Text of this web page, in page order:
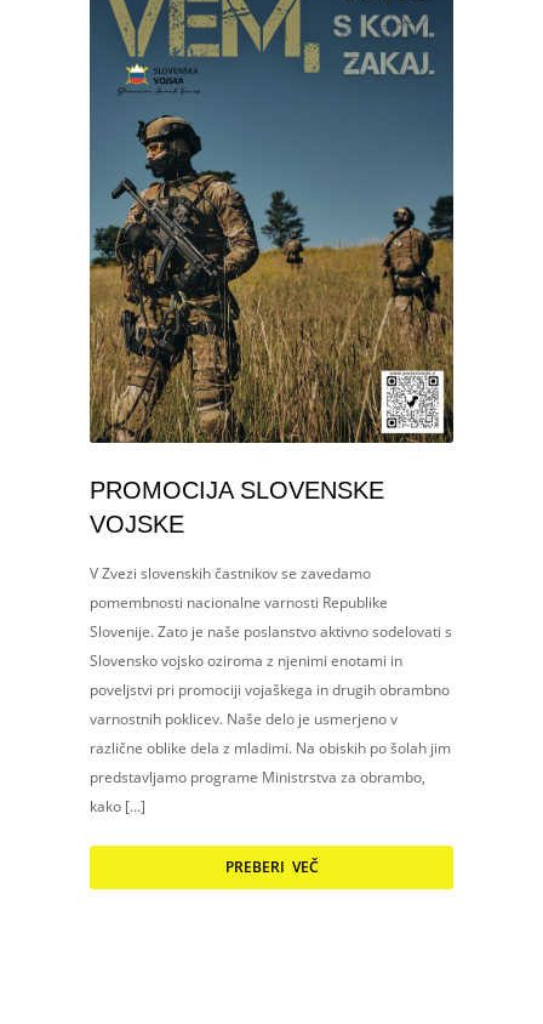
PROMOCIJA SLOVENSKE
VOJSKE
V Zvezi slovenskih častnikov se zavedamo
pomembnosti nacionalne varnosti Republike
Slovenije. Zato je naše poslanstvo aktivno sodelovati s
Slovensko vojsko oziroma z njenimi enotami in
poveljstvi pri promociji vojaškega in drugih obrambno
varnostnih poklicev. Naše delo je usmerjeno v
različne oblike dela z mladimi. Na obiskih po šolah jim
predstavljamo programe Ministrstva za obrambo,
kako […]
PREBERI VEČ